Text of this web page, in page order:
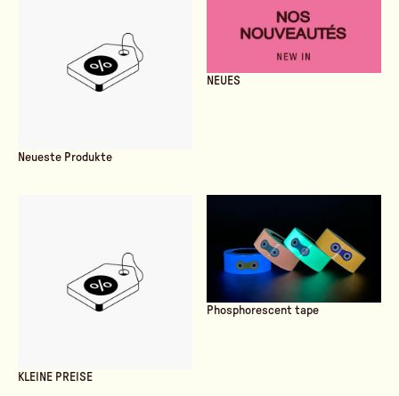
Neueste Produkte
NEUES
KLEINE PREISE
Phosphorescent tape